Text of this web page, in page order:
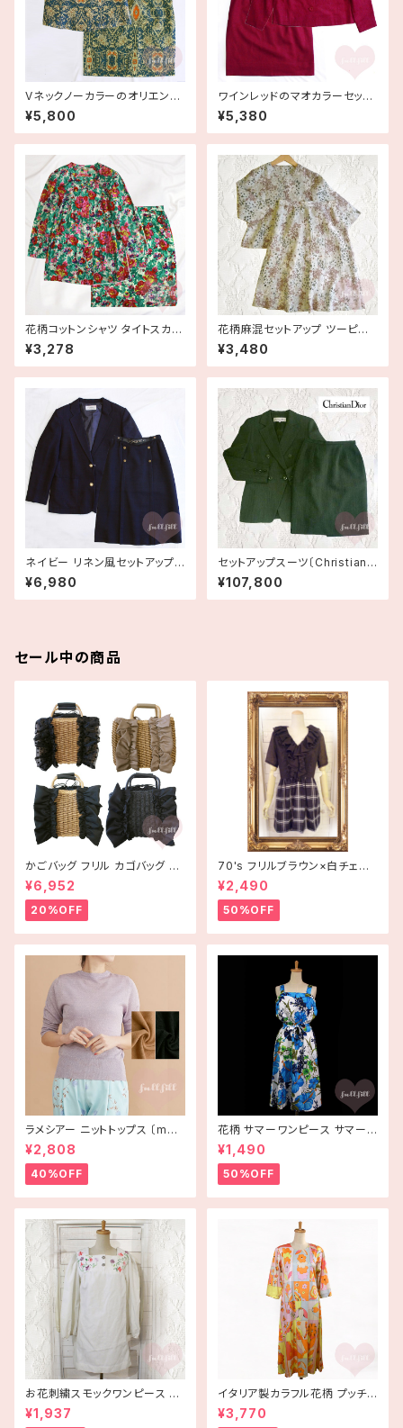
Vネックノーカラーのオリエンタ
ルなセットアップ 古着
¥5,800
ワインレッドのマオカラーセット
アップ 古着
¥5,380
花柄コットンシャツ タイトスカー
ト セットアップ 古着
¥3,278
花柄麻混セットアップ ツーピー
ス 古着
¥3,480
ネイビー リネン風セットアップ
スーツ 古着
¥6,980
セットアップスーツ〔Christian
Dior/クリスチャン・ディオール〕
¥107,800
セール中の商品
かごバッグ フリル カゴバッグ ba
g 手編み ハンドメイド
¥6,952
20%OFF
70's フリルブラウン×白チェッ
ク半袖ワンピース【アメリカ古
着】
¥2,490
50%OFF
ラメシアー ニットトップス 〔merl
ot plus〕
¥2,808
40%OFF
花柄 サマーワンピース サマード
レス ハイビスカス ブルー USA
古着 HAWAII
¥1,490
50%OFF
お花刺繍スモックワンピース 古
着
¥1,937
イタリア製カラフル花柄 プッチ
風 コットンワンピース 古着【AV
ERARDO BESSI】
¥3,770